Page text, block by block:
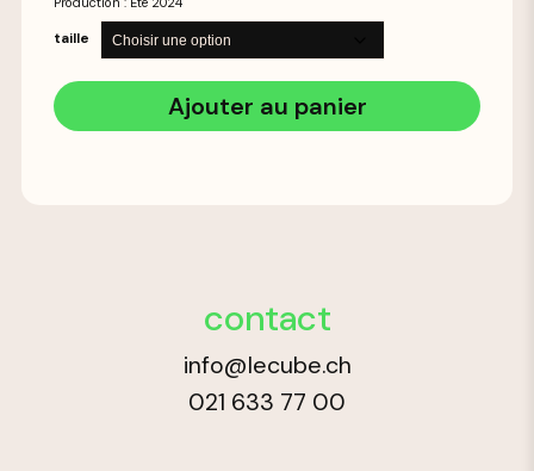
taille
Ajouter au panier
contact
info@lecube.ch
021 633 77 00